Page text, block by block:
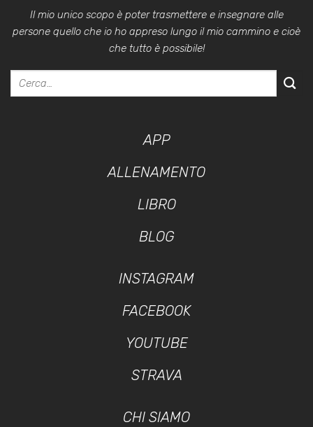
Il mio unico scopo è poter trasmettere e insegnare alle
persone quello che io ho appreso lungo il mio cammino e cioè
che tutto è possibile!
APP
ALLENAMENTO
LIBRO
BLOG
INSTAGRAM
FACEBOOK
YOUTUBE
STRAVA
CHI SIAMO